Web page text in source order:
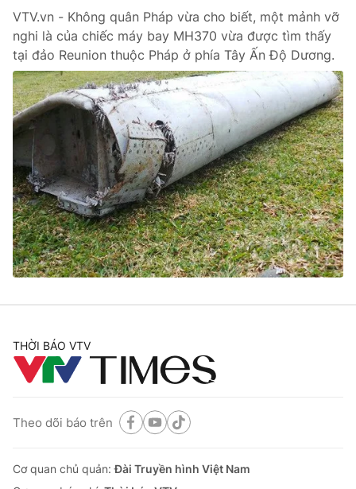
VTV.vn - Không quân Pháp vừa cho biết, một mảnh vỡ
nghi là của chiếc máy bay MH370 vừa được tìm thấy
tại đảo Reunion thuộc Pháp ở phía Tây Ấn Độ Dương.
THỜI BÁO VTV
Theo dõi báo trên
Cơ quan chủ quản:Đài Truyền hình Việt Nam